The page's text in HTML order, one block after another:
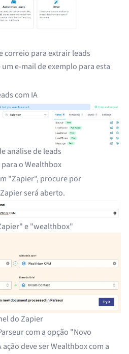
correio para extrair leads
e-mail de exemplo para esta
com IA
análise de leads
o Wealthbox
"Zapier", procure por
será aberto.
e "wealthbox"
do Zapier
com a opção "Novo
deve ser Wealthbox com a